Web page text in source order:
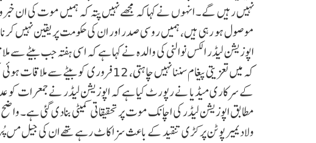
نہیں رہیں گے۔ انہوں نے کہا کہ مجھے نہیں پتہ کہ ہمیں موت کی ان
موصول ہو رہی ہیں، ہمیں روسی صدر اور ان کی حکومت پر یقین نہیں
اپوزیشن لیڈر الکس نوالنی کی والدہ نے کہا ہے کہ اسی ہفتہ جب بیٹے سے
کہ میں تعزیتی پیغام سننا نہیں چاہتی، 12
کے سرکاری میڈیا نے رپورٹ کیا ہے کہ اپوزیشن لیڈر نے جمعرات
مطابق اپوزیشن لیڈر کی اچانک موت پر تحقیقاتی کمیٹی بنادی گئی ہے۔
ولادیمیر پوٹن پر کڑی تنقید کے باعث سزا کاٹ رہے تھے ان کی جیل مں